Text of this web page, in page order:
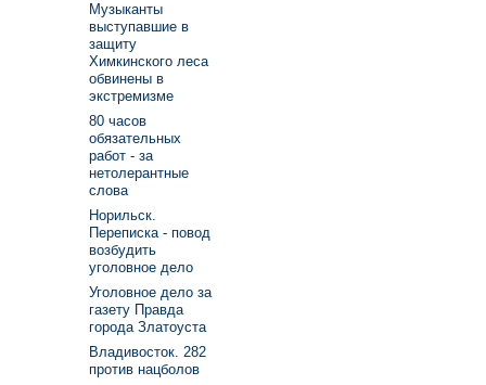
Музыканты
выступавшие в
защиту
Химкинского леса
обвинены в
экстремизме
80 часов
обязательных
работ - за
нетолерантные
слова
Норильск.
Переписка - повод
возбудить
уголовное дело
Уголовное дело за
газету Правда
города Златоуста
Владивосток. 282
против нацболов